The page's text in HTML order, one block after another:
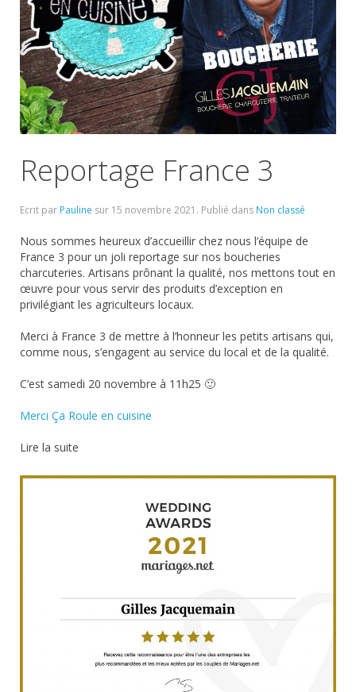
Reportage France 3
Ecrit par Pauline sur 15 novembre 2021 . Publié dans Non classé
Nous sommes heureux d’accueillir chez nous l’équipe de
France 3 pour un joli reportage sur nos boucheries
charcuteries. Artisans prônant la qualité, nos mettons tout en
œuvre pour vous servir des produits d’exception en
privilégiant les agriculteurs locaux.
Merci à France 3 de mettre à l’honneur les petits artisans qui,
comme nous, s’engagent au service du local et de la qualité.
C’est samedi 20 novembre à 11h25 🙂
Merci Ça Roule en cuisine
Lire la suite